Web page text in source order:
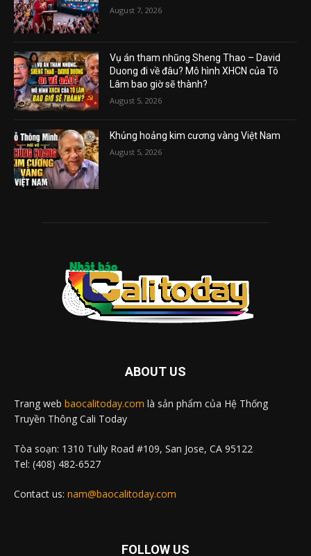
August 7, 2026
Vụ án tham nhũng Sheng Thao – David
Duong đi về đâu? Mô hình XHCN của Tô
Lâm bao giờ sẽ thành?
August 5, 2026
Khủng hoảng kim cương vàng Việt Nam
August 5, 2026
ABOUT US
Trang web baocalitoday.com là sản phẩm của Hệ Thống
Truyền Thông Cali Today
Tòa soạn: 1310 Tully Road #109, San Jose, CA 95122
Tel: (408) 482-6527
Contact us: nam@baocalitoday.com
FOLLOW US